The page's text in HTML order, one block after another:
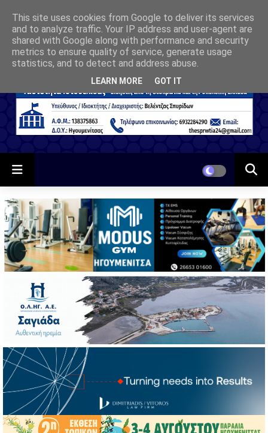
This site uses cookies from Google to deliver its services
and to analyze traffic. Your IP address and user-agent are
shared with Google along with performance and security
metrics to ensure quality of service, generate usage
statistics, and to detect and address abuse.
LEARN MORE GOT IT